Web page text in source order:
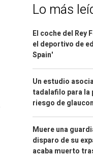
Lo más
El coche del Rey
el deportivo de
Spain'
Un estudio
tadalafilo para la
riesgo de
Muere una
disparo de su
acaba muerto